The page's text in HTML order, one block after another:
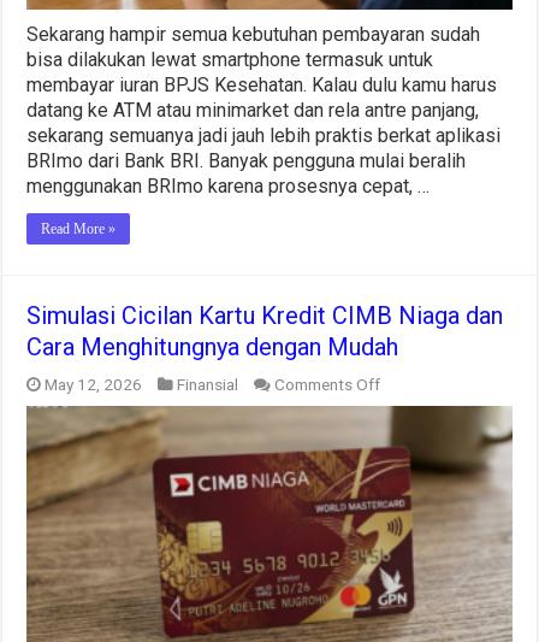
Sekarang hampir semua kebutuhan pembayaran sudah
bisa dilakukan lewat smartphone termasuk untuk
membayar iuran BPJS Kesehatan. Kalau dulu kamu harus
datang ke ATM atau minimarket dan rela antre panjang,
sekarang semuanya jadi jauh lebih praktis berkat aplikasi
BRImo dari Bank BRI. Banyak pengguna mulai beralih
menggunakan BRImo karena prosesnya cepat, …
Read More »
Simulasi Cicilan Kartu Kredit CIMB Niaga dan
Cara Menghitungnya dengan Mudah
May 12, 2026 Finansial Comments Offon
Simulasi
Kredit
CIMB
Niaga
dan
Cara
Menghitungnya
dengan
Mudah